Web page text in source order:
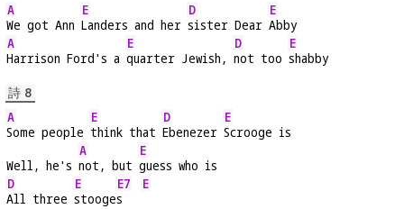
A
We got Ann
E
Landers and her
D
sister Dear
E
Abby
A
Harrison Ford's a
E
quarter Jewish,
D
not too
E
shabby
詩 8
A
Some people
E
think that
D
Ebenezer
E
Scrooge is
Well, he's
A
not, but
E
guess who is
D
All three
E
stooge
E7
s
E